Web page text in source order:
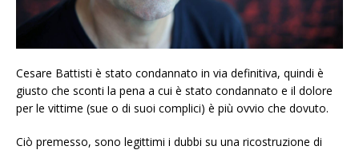
Cesare Battisti è stato condannato in via definitiva, quindi è
giusto che sconti la pena a cui è stato condannato e il dolore
per le vittime (sue o di suoi complici) è più ovvio che dovuto.
Ciò premesso, sono legittimi i dubbi su una ricostruzione di